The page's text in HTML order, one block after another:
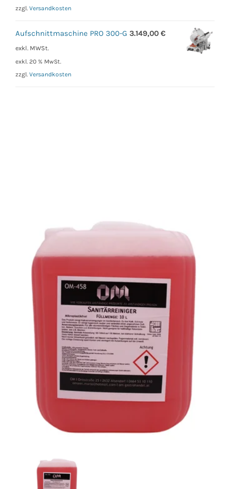
zzgl. Versandkosten
Aufschnittmaschine PRO 300-G 3.149,00 €
exkl. MWSt.
exkl. 20 % MwSt.
zzgl. Versandkosten